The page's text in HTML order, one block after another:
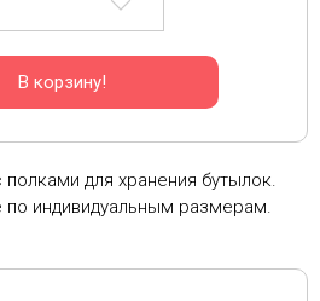
В корзину!
для хранения бутылок.
индивидуальным размерам.